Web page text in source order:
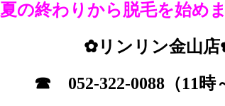
の終わりから脱毛を始め
✿リンリン金山
☎ 052-322-0088 （11時